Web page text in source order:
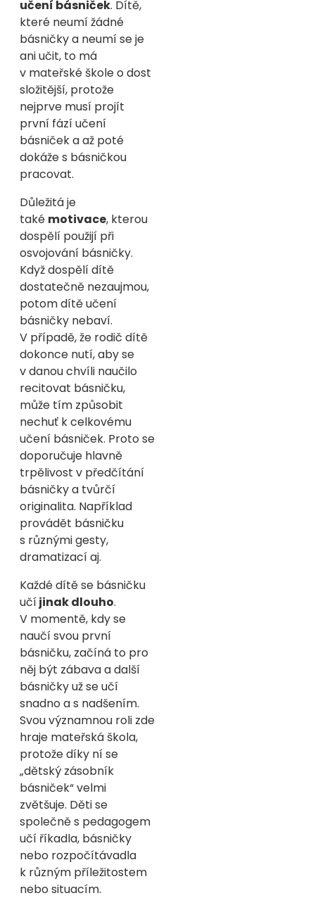
učení básniček. Dítě,
které neumí žádné
básničky a neumí se je
ani učit, to má
v mateřské škole o dost
složitější, protože
nejprve musí projít
první fází učení
básniček a až poté
dokáže s básničkou
pracovat.
Důležitá je
také motivace, kterou
dospělí použijí při
osvojování básničky.
Když dospělí dítě
dostatečně nezaujmou,
potom dítě učení
básničky nebaví.
V případě, že rodič dítě
dokonce nutí, aby se
v danou chvíli naučilo
recitovat básničku,
může tím způsobit
nechuť k celkovému
učení básniček. Proto se
doporučuje hlavně
trpělivost v předčítání
básničky a tvůrčí
originalita. Například
provádět básničku
s různými gesty,
dramatizací aj.
Každé dítě se básničku
učíjinak dlouho.
V momentě, kdy se
naučí svou první
básničku, začíná to pro
něj být zábava a další
básničky už se učí
snadno a s nadšením.
Svou významnou roli zde
hraje mateřská škola,
protože díky ní se
„dětský zásobník
básniček“ velmi
zvětšuje. Děti se
společně s pedagogem
učí říkadla, básničky
nebo rozpočítávadla
k různým příležitostem
nebo situacím.